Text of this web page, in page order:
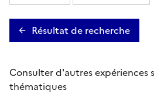
Résultat de recherche
Consulter d'autres expériences
thématiques